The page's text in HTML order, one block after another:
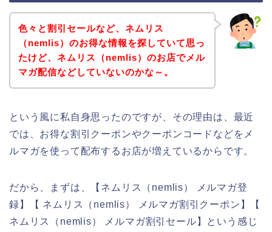
色々と割引セールなど、ネムリス
（nemlis）のお得な情報を探していて思っ
たけど、ネムリス（nemlis）のお店でメル
マガ配信などしていないのかな～。
という風に私自身思ったのですが、その理由は、最近
では、お得な割引クーポンやクーポンコードなどをメ
ルマガを使って配布するお店が増えているからです。
だから、まずは、【ネムリス（nemlis） メルマガ登
録】【 ネムリス（nemlis） メルマガ割引クーポン】【
ネムリス（nemlis） メルマガ割引セール】という感じ